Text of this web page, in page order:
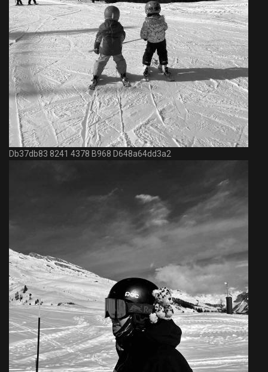
Db37db83 8241 4378 B968 D648a64dd3a2